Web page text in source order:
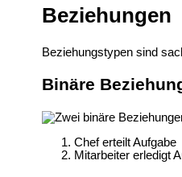
Beziehungen
Beziehungstypen sind
Binäre
Chef erteilt Aufgabe
Mitarbeiter erledigt